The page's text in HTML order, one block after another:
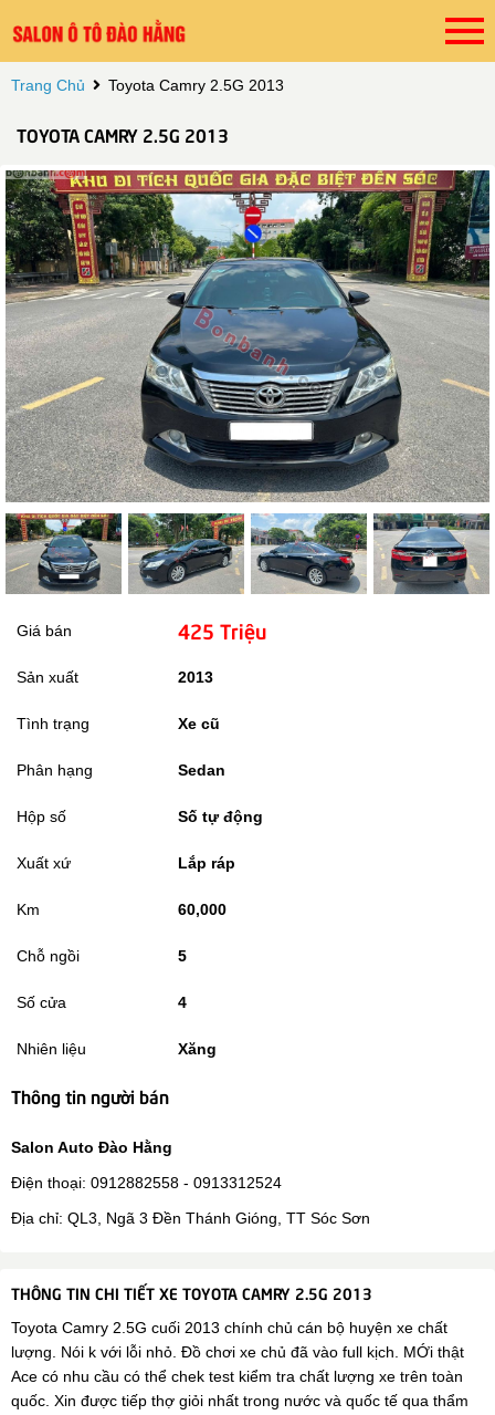
Trang Chủ Toyota Camry 2.5G 2013
TOYOTA CAMRY 2.5G 2013
Giá bán 425 Triệu
Sản xuất 2013
Tình trạng Xe cũ
Phân hạng Sedan
Hộp số Số tự động
Xuất xứ Lắp ráp
Km 60,000
Chỗ ngồi 5
Số cửa 4
Nhiên liệu Xăng
Thông tin người bán
Salon Auto Đào Hằng
Điện thoại: 0912882558 - 0913312524
Địa chỉ: QL3, Ngã 3 Đền Thánh Gióng, TT Sóc Sơn
THÔNG TIN CHI TIẾT XE TOYOTA CAMRY 2.5G 2013
Toyota Camry 2.5G cuối 2013 chính chủ cán bộ huyện xe chất
lượng. Nói k với lỗi nhỏ. Đồ chơi xe chủ đã vào full kịch. MỚi thật
Ace có nhu cầu có thể chek test kiểm tra chất lượng xe trên toàn
quốc. Xin được tiếp thợ giỏi nhất trong nước và quốc tế qua thẩm